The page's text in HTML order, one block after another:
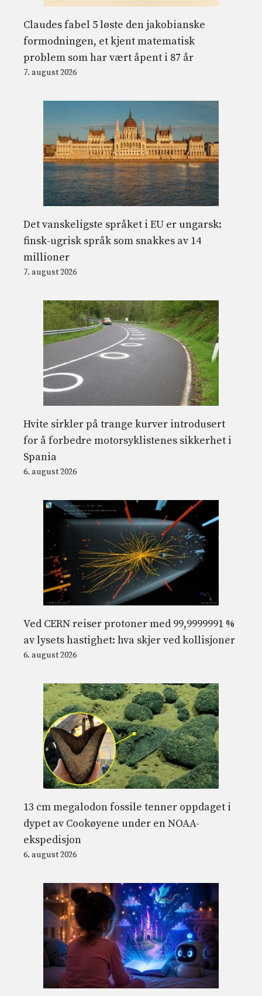
Claudes fabel 5 løste den jakobianske
formodningen, et kjent matematisk
problem som har vært åpent i 87 år
7. august 2026
Det vanskeligste språket i EU er ungarsk:
finsk-ugrisk språk som snakkes av 14
millioner
7. august 2026
Hvite sirkler på trange kurver introdusert
for å forbedre motorsyklistenes sikkerhet i
Spania
6. august 2026
Ved CERN reiser protoner med 99,9999991 %
av lysets hastighet: hva skjer ved kollisjoner
6. august 2026
13 cm megalodon fossile tenner oppdaget i
dypet av Cookøyene under en NOAA-
ekspedisjon
6. august 2026